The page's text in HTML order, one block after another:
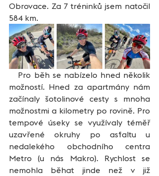
Obrovace. Za 7 tréninků jsem natočil
584 km.
možností. Hned za apartmány nám
začínaly šotolinové cesty s mnoha
možnostmi a kilometry po rovině. Pro
tempové úseky se využívaly téměř
uzavřené okruhy po asfaltu u
nedalekého obchodního centra
Metro (u nás Makro). Rychlost se
nemohla běhat jinde než v již